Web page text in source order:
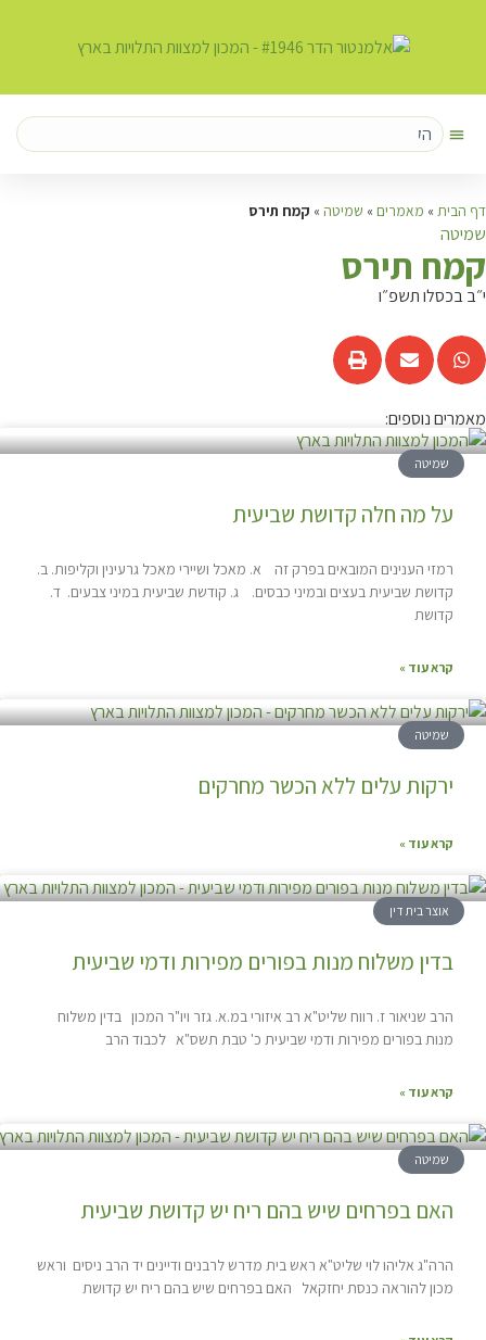
דף הבית » מאמרים » שמיטה » קמח תירס
שמיטה
קמח תירס
י״ב בכסלו תשפ״ו
מאמרים נוספים:
שמיטה
על מה חלה קדושת שביעית
רמזי הענינים המובאים בפרק זה א. מאכל ושיירי מאכל גרעינין וקליפות. ב.
קדושת שביעית בעצים ובמיני כבסים. ג. קודשת שביעית במיני צבעים. ד.
קדושת
קרא עוד »
שמיטה
ירקות עלים ללא הכשר מחרקים
קרא עוד »
אוצר בית דין
בדין משלוח מנות בפורים מפירות ודמי שביעית
הרב שניאור ז. רווח שליט"א רב איזורי במ.א. גזר ויו"ר המכון בדין משלוח
מנות בפורים מפירות ודמי שביעית כ' טבת תשס"א לכבוד הרב
קרא עוד »
שמיטה
האם בפרחים שיש בהם ריח יש קדושת שביעית
הרה"ג אליהו לוי שליט"א ראש בית מדרש לרבנים ודיינים יד הרב ניסים וראש
מכון להוראה כנסת יחזקאל האם בפרחים שיש בהם ריח יש קדושת